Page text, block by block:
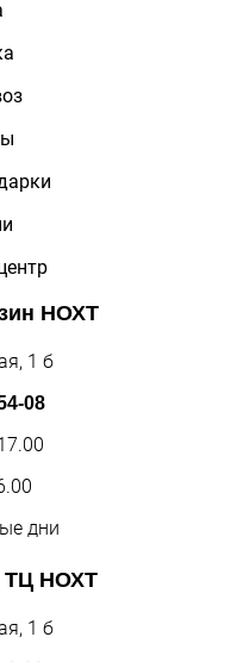
НОХТ
1 б
08
дни
ТЦ НОХТ
1 б